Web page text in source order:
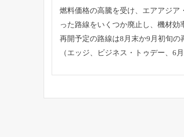
燃料価格の高騰を受け、エアアジア・
った路線をいくつか廃止し、 機材効
再開予定の路線は8月末か9月初旬の
（エッジ、ビジネス・トゥデー、6月